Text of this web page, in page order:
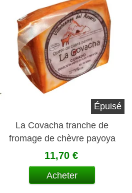
Épuisé
La Covacha tranche de
fromage de chèvre payoya
affiné à l'huile d'olive et au
paprika
11,70 €
Acheter